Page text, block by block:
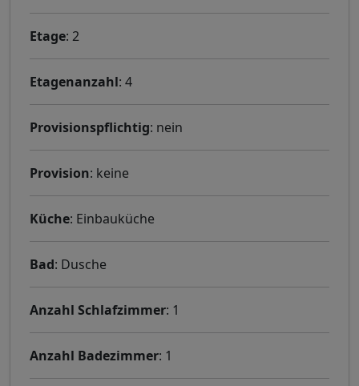
Etage: 2
Etagenanzahl: 4
Provisionspflichtig: nein
Provision: keine
Küche: Einbauküche
Bad: Dusche
Anzahl Schlafzimmer: 1
Anzahl Badezimmer: 1